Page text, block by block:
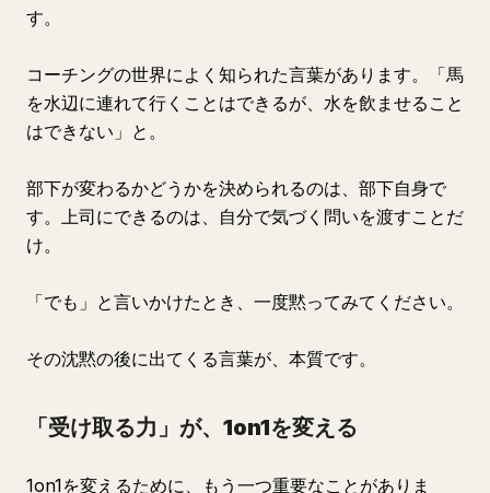
す。
コーチングの世界によく知られた言葉があります。「馬
を水辺に連れて行くことはできるが、水を飲ませること
はできない」と。
部下が変わるかどうかを決められるのは、部下自身で
す。上司にできるのは、自分で気づく問いを渡すことだ
け。
「でも」と言いかけたとき、一度黙ってみてください。
その沈黙の後に出てくる言葉が、本質です。
「受け取る力」が、1on1を変える
1on1を変えるために、もう一つ重要なことがありま